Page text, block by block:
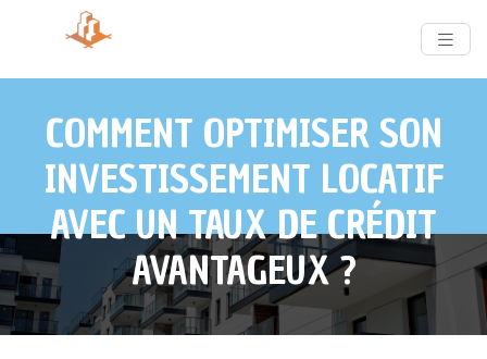
COMMENT OPTIMISER SON
INVESTISSEMENT LOCATIF
AVEC UN TAUX DE CRÉDIT
AVANTAGEUX ?